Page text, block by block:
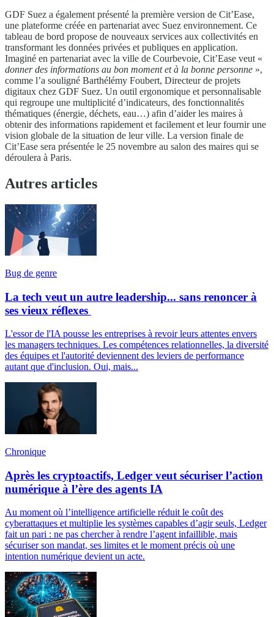
GDF Suez a également présenté la première version de Cit’Ease,
une plateforme créée en partenariat avec Suez environnement. Ce
tableau de bord propose de nouveaux services aux collectivités en
transformant les données privées et publiques en application.
Imaginé en partenariat avec la ville de Courbevoie, Cit’Ease veut «
donner des informations au bon moment et à la bonne personne »,
comme l’a souligné Barthélémy Foubert, Directeur de projets
digitaux chez GDF Suez. Un outil ergonomique et personnalisable
qui regroupe une multiplicité d’indicateurs, des fonctionnalités
thématiques (énergie, déchets, eau…) afin d’aider les maires à
obtenir des informations rapidement et facilement et leur fournir une
vision globale de la situation de leur ville. La version finale de
Cit’Ease sera présentée le 25 novembre au salon des maires qui se
déroulera à Paris.
Autres articles
Bug de genre
La tech veut un autre leadership... sans renoncer à
ses vieux réflexes
L'essor de l'IA pousse les entreprises à revoir leurs attentes envers
les managers techniques. Les compétences relationnelles, la diversité
des équipes et l'autorité deviennent des leviers de performance
autant que d'inclusion. Oui, mais...
Chronique
Après les cryptoactifs, Ledger veut sécuriser l’action
numérique à l’ère des agents IA
Au moment où l’intelligence artificielle réduit le coût des
cyberattaques et multiplie les systèmes capables d’agir seuls, Ledger
fait un pari : ne pas chercher à rendre l’agent infaillible, mais
sécuriser son mandat, ses limites et le moment précis où une
intention numérique devient un acte.